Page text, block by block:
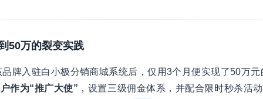
50万的裂变实践
牌入驻白小极分销商城系统后，仅用3个月便实现了50万
作为“推广大使” ，设置三级佣金体系，并配合限时秒杀活